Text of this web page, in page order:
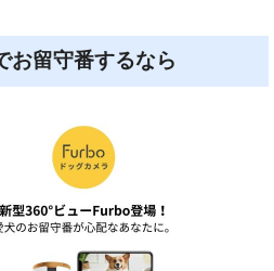
お留守番するなら